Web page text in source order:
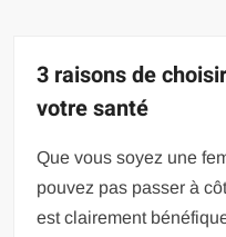
3 raisons de
votre santé
Que vous soyez une
pouvez pas passer à
est clairement